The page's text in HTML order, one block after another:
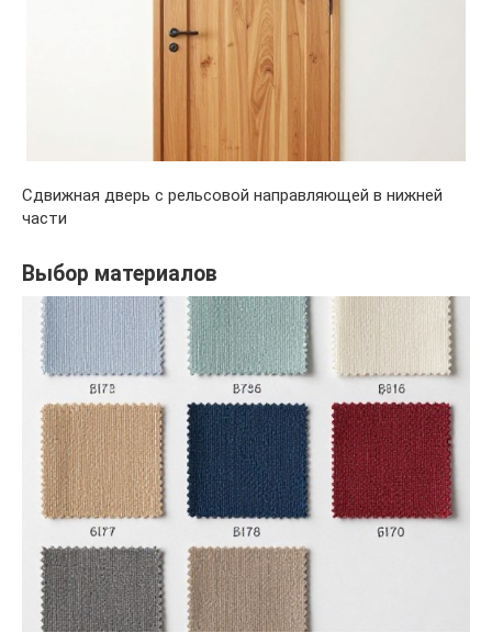
Сдвижная дверь с рельсовой направляющей в нижней
части
Выбор материалов